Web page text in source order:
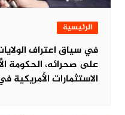
الرئيسية
في سياق اعتراف
على صحرائه، الحكومة
الاستثمارات الأمريكية